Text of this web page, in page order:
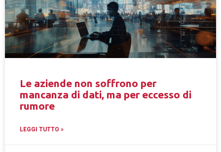
Le aziende non soffrono per
mancanza di dati, ma per eccesso di
rumore
LEGGI TUTTO »